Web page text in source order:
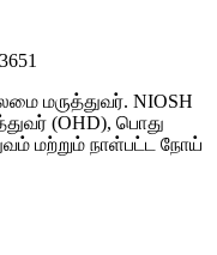
மருத்துவர். NIOSH
(OHD), பொது
மற்றும் நாள்பட்ட நோய்